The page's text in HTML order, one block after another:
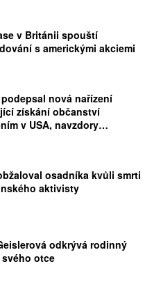
v Británii spouští
s americkými akciemi
nová nařízení
získání občanství
v USA, navzdory
osadníka kvůli smrti
aktivisty
odkrývá rodinný
otce